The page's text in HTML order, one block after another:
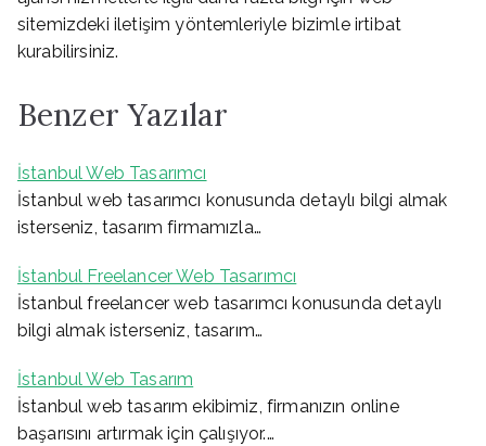
sitemizdeki iletişim yöntemleriyle bizimle irtibat
kurabilirsiniz.
Benzer Yazılar
İstanbul Web Tasarımcı
İstanbul web tasarımcı konusunda detaylı bilgi almak
isterseniz, tasarım firmamızla…
İstanbul Freelancer Web Tasarımcı
İstanbul freelancer web tasarımcı konusunda detaylı
bilgi almak isterseniz, tasarım…
İstanbul Web Tasarım
İstanbul web tasarım ekibimiz, firmanızın online
başarısını artırmak için çalışıyor.…